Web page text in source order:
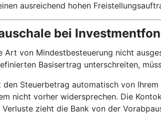
ausreichend hohen
bei
Art von Mindestbesteuerung nicht
Basisertrag unterschreiten,
Steuerbetrag automatisch von
nicht vorher widersprechen. Die
zieht die Bank von der